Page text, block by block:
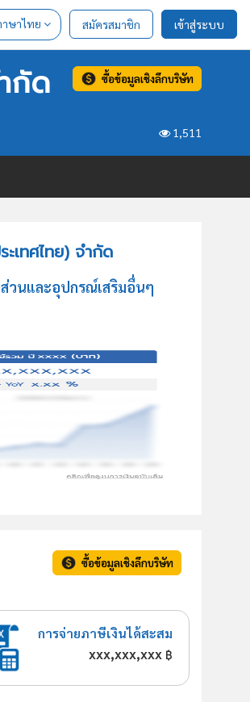
าษาไทย สมัครสมาชิก เข้าสู่ระบบ
กัด ซื้อข้อมูลเชิงลึกบริษัท
1,511
เทศไทย) จำกัด
วนและอุปกรณ์เสริมอื่นๆ
ซื้อข้อมูลเชิงลึกบริษัท
การจ่ายภาษีเงินได้สะสม
xxx,xxx,xxx ฿